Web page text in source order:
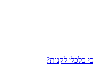
כלכלי לקנות?